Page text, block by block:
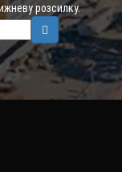
розсилку.